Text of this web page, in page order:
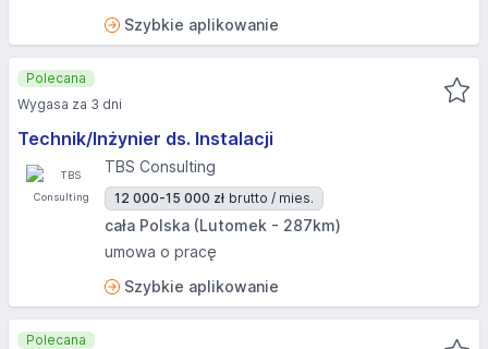
Szybkie aplikowanie
Technik/Inżynier ds. Instalacji
TBS Consulting
12 000-15 000 zł brutto / mies.
cała Polska (Lutomek - 287km)
umowa o pracę
Szybkie aplikowanie
Polecana
Wygasa za 3 dni
Polecana